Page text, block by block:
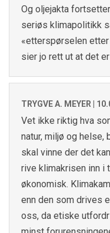
Og oljejakta
seriøs klimapolitikk
«etterspørselen
sier jo rett ut at det
TRYGVE A. MEYER |
Vet ikke riktig hva
natur, miljø og helse,
skal vinne der det
rive klimakrisen inn i
økonomisk.
enn den som drives
oss, da etiske